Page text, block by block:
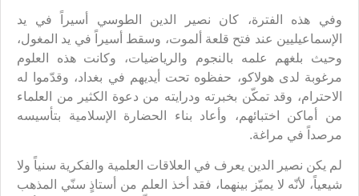
وفي هذه الفترة، كان نصير الدين الطوسي أسيراً في يد
الإسماعيليين عند فتح قلعة ألموت، وسقط أسيراً في يد المغول،
وحيث بلغهم علمه بالنجوم والرياضيات، وكانت هذه العلوم
مرغوبة لدى هولاكو، حفظوه تحت أيديهم في بغداد، وقدّموا له
الاحترام، وقد تمكّن بخبرته ودرايته من دعوة الكثير من العلماء
من أماكن اختبائهم، وأعاد بناء الحضارة الإسلامية بتأسيسه
مرصداً في مراغة.
لم يكن نصير الدين يعرف في العلاقات العلمية والفكرية سنياً ولا
شيعياً، لأنّه لا يميّز بينهما، فقد أخذ العلم من أستاذٍ سنّي المذهب